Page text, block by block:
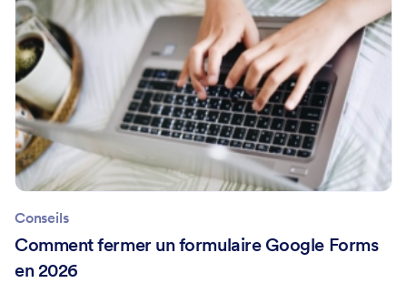
Conseils
Comment fermer un formulaire Google Forms
en 2026